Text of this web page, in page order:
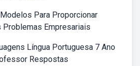
Para Proporcionar
Problemas Empresariais
Língua Portuguesa 7 Ano
Respostas